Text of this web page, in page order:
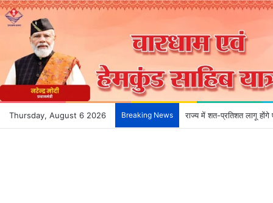
Thursday, August 6 2026 Breaking News राज्य में शत-प्रतिशत लागू